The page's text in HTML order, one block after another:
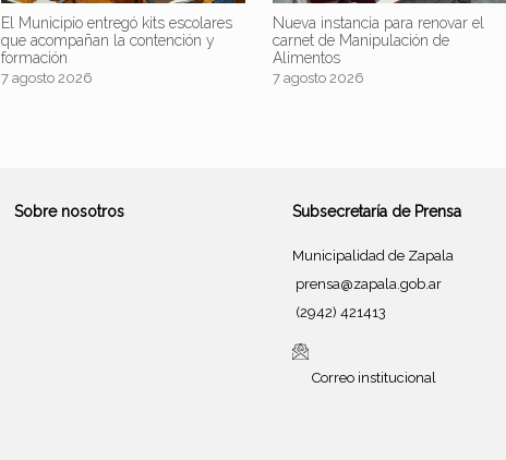
El Municipio entregó kits escolares
que acompañan la contención y
formación
7 agosto 2026
Nueva instancia para renovar el
carnet de Manipulación de
Alimentos
7 agosto 2026
Sobre nosotros Subsecretaría de Prensa
Municipalidad de Zapala
prensa@zapala.gob.ar
(2942) 421413
Correo institucional